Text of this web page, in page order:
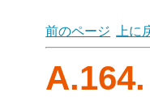
前のページ
上に